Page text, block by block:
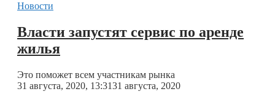
Новости
Власти запустят сервис по аренде
жилья
Это поможет всем участникам рынка
31 августа, 2020, 13:3131 августа, 2020